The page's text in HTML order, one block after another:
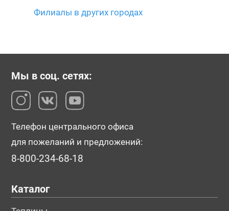
Филиалы в других городах
Мы в соц. сетях:
Телефон центрального офиса
для пожеланий и предложений:
8-800-234-68-18
Каталог